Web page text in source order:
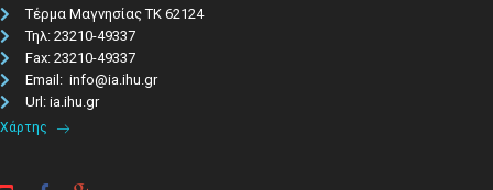
Τέρμα Μαγνησίας ΤΚ 62124
Τηλ: 23210-49337​
Fax: 23210-49337
Email: info@ia.ihu.gr
Url: ia.ihu.gr
Χάρτης